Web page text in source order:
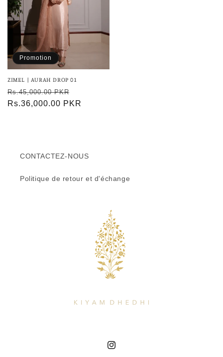
Promotion
ZIMEL | AURAH DROP 01
Prix
habituel
Rs.45,000.00 PKR
promotionnel
Rs.36,000.00 PKR
CONTACTEZ-NOUS
Politique de retour et d'échange
Instagram